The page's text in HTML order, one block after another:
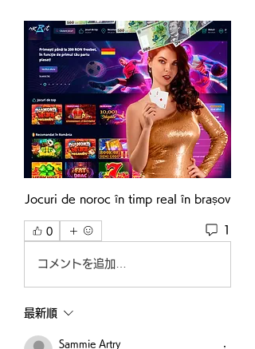
Jocuri de noroc în timp real în brașov
0 1
コメントを追加…
最新順
Sammie Artry